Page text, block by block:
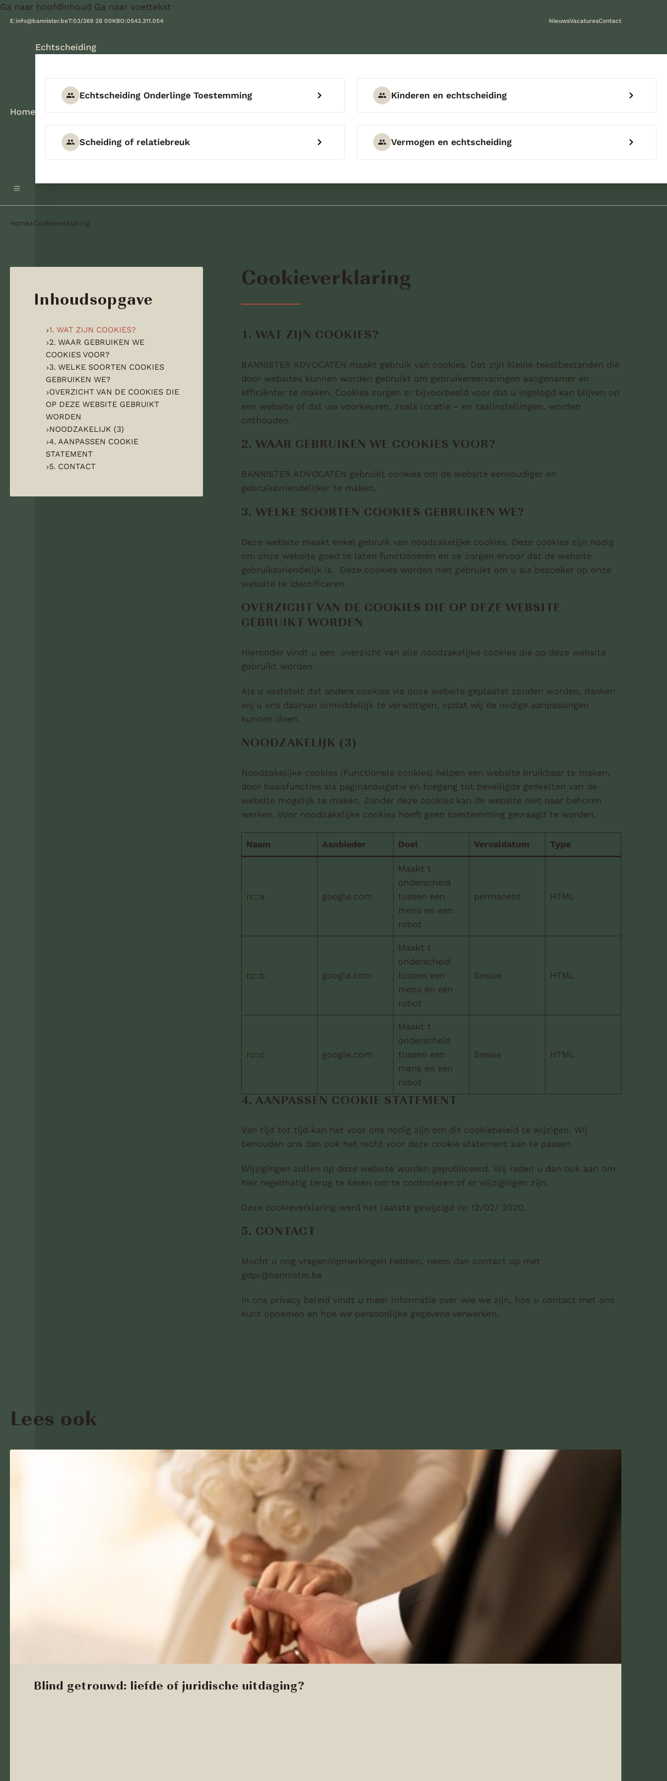
Ga naar hoofdinhoud Ga naar voettekst
E:info@bannister.beT:03/369 28 00KBO:0543.311.054 NieuwsVacaturesContact
Home
Echtscheiding
Echtscheiding Onderlinge Toestemming Kinderen en echtscheiding
Scheiding of relatiebreuk Vermogen en echtscheiding
Home Cookieverklaring
Inhoudsopgave
1. WAT ZIJN COOKIES?
2. WAAR GEBRUIKEN WE
COOKIES VOOR?
3. WELKE SOORTEN COOKIES
GEBRUIKEN WE?
OVERZICHT VAN DE COOKIES DIE
OP DEZE WEBSITE GEBRUIKT
WORDEN
NOODZAKELIJK (3)
4. AANPASSEN COOKIE
STATEMENT
5. CONTACT
Cookieverklaring
1. WAT ZIJN COOKIES?
BANNISTER ADVOCATEN maakt gebruik van cookies. Dat zijn kleine tekstbestanden die
door websites kunnen worden gebruikt om gebruikerservaringen aangenamer en
efficiënter te maken. Cookies zorgen er bijvoorbeeld voor dat u ingelogd kan blijven op
een website of dat uw voorkeuren, zoals locatie – en taalinstellingen, worden
onthouden.
2. WAAR GEBRUIKEN WE COOKIES VOOR?
BANNISTER ADVOCATEN gebruikt cookies om de website eenvoudiger en
gebruiksvriendelijker te maken.
3. WELKE SOORTEN COOKIES GEBRUIKEN WE?
Deze website maakt enkel gebruik van noodzakelijke cookies. Deze cookies zijn nodig
om onze website goed te laten functioneren en ze zorgen ervoor dat de website
gebruiksvriendelijk is. Deze cookies worden niet gebruikt om u als bezoeker op onze
website te identificeren.
OVERZICHT VAN DE COOKIES DIE OP DEZE WEBSITE
GEBRUIKT WORDEN
Hieronder vindt u een overzicht van alle noodzakelijke cookies die op deze website
gebruikt worden.
Als u vaststelt dat andere cookies via onze website geplaatst zouden worden, danken
wij u ons daarvan onmiddellijk te verwittigen, opdat wij de nodige aanpassingen
kunnen doen.
NOODZAKELIJK (3)
Noodzakelijke cookies (Functionele cookies) helpen een website bruikbaar te maken,
door basisfuncties als paginanavigatie en toegang tot beveiligde gedeelten van de
website mogelijk te maken. Zonder deze cookies kan de website niet naar behoren
werken. Voor noodzakelijke cookies hoeft geen toestemming gevraagd te worden.
Naam Aanbieder Doel Vervaldatum Type
rc::a google.com
Maakt t
onderscheid
tussen een
mens en een
robot
permanent HTML
rc::b google.com
Maakt t
onderscheid
tussen een
mens en een
robot
Sessie HTML
rc::c google.com
Maakt t
onderscheid
tussen een
mens en een
robot
Sessie HTML
4. AANPASSEN COOKIE STATEMENT
Van tijd tot tijd kan het voor ons nodig zijn om dit cookiebeleid te wijzigen. Wij
behouden ons dan ook het recht voor deze cookie statement aan te passen.
Wijzigingen zullen op deze website worden gepubliceerd. Wij raden u dan ook aan om
hier regelmatig terug te keren om te controleren of er wijzigingen zijn.
Deze cookieverklaring werd het laatste gewijzigd op 12/02/ 2020.
5. CONTACT
Mocht u nog vragen/opmerkingen hebben, neem dan contact op met
gdpr@bannister.be
In ons privacy beleid vindt u meer informatie over wie we zijn, hoe u contact met ons
kunt opnemen en hoe we persoonlijke gegevens verwerken.
Lees ook
Blind getrouwd: liefde of juridische uitdaging?